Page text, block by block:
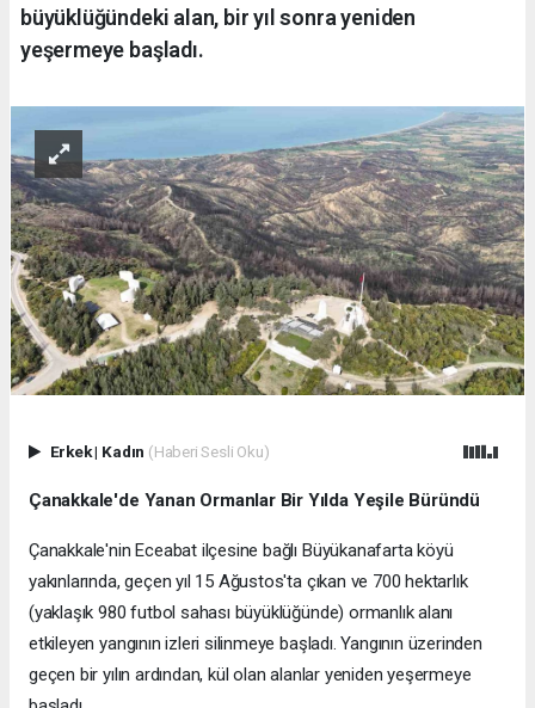
büyüklüğündeki alan, bir yıl sonra yeniden
yeşermeye başladı.
Erkek| Kadın (Haberi Sesli Oku)
Çanakkale'de Yanan Ormanlar Bir Yılda Yeşile Büründü
Çanakkale'nin Eceabat ilçesine bağlı Büyükanafarta köyü
yakınlarında, geçen yıl 15 Ağustos'ta çıkan ve 700 hektarlık
(yaklaşık 980 futbol sahası büyüklüğünde) ormanlık alanı
etkileyen yangının izleri silinmeye başladı. Yangının üzerinden
geçen bir yılın ardından, kül olan alanlar yeniden yeşermeye